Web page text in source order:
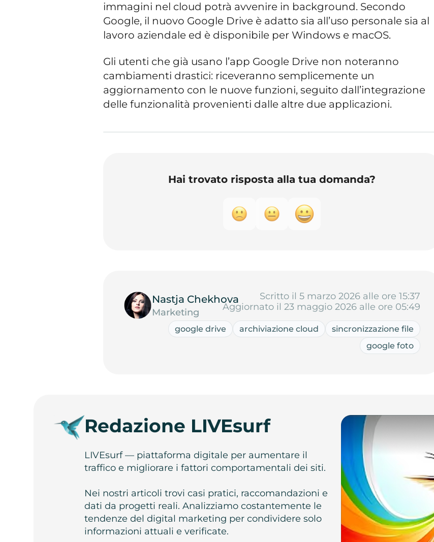
immagini nel cloud potrà avvenire in background. Secondo
Google, il nuovo Google Drive è adatto sia all’uso personale sia al
lavoro aziendale ed è disponibile per Windows e macOS.
Gli utenti che già usano l’app Google Drive non noteranno
cambiamenti drastici: riceveranno semplicemente un
aggiornamento con le nuove funzioni, seguito dall’integrazione
delle funzionalità provenienti dalle altre due applicazioni.
Hai trovato risposta alla tua domanda?
Nastja Chekhova
Marketing
Scritto il 5 marzo 2026 alle ore 15:37
Aggiornato il 23 maggio 2026 alle ore 05:49
google drive archiviazione cloud
sincronizzazione file
google foto
Redazione LIVEsurf
LIVEsurf — piattaforma digitale per aumentare il
traffico e migliorare i fattori comportamentali dei siti.
Nei nostri articoli trovi casi pratici, raccomandazioni e
dati da progetti reali. Analizziamo costantemente le
tendenze del digital marketing per condividere solo
informazioni attuali e verificate.